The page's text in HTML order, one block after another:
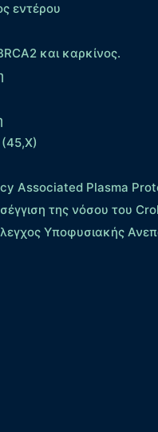
εντέρου
και καρκίνος.
Associated Plasma
της νόσου του
Υποφυσιακής